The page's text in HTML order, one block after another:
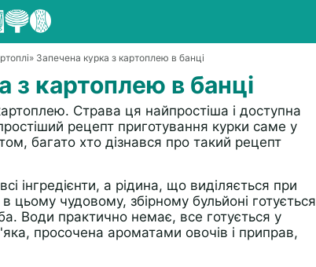
» Запечена курка з картоплею в банці
з картоплею в банці
Страва ця найпростіша і доступна
рецепт приготування курки саме у
багато хто дізнався про такий рецепт
інгредієнти, а рідина, що виділяється при
цьому чудовому, збірному бульйоні готується
Води практично немає, все готується у
просочена ароматами овочів і приправ,